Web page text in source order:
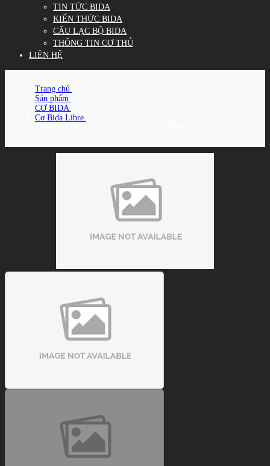
TIN TỨC BIDA
KIẾN THỨC BIDA
CÂU LẠC BỘ BIDA
THÔNG TIN CƠ THỦ
LIÊN HỆ
Trang chủ
Sản phẩm
CƠ BIDA
Cơ Bida Libre